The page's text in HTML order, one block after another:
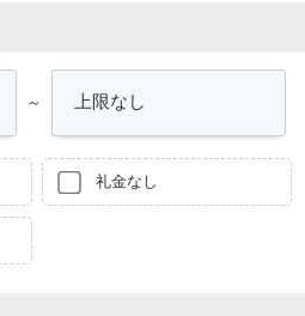
～
礼金なし